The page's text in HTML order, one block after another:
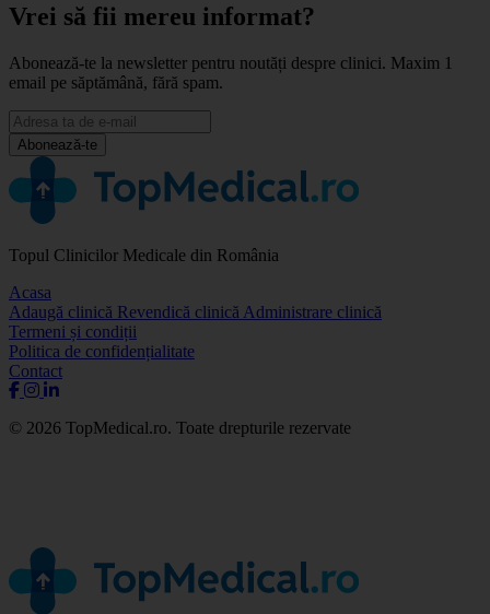
Vrei să fii mereu informat?
Abonează-te la newsletter pentru noutăți despre clinici. Maxim 1
email pe săptămână, fără spam.
Abonează-te
Topul Clinicilor Medicale din România
Acasa
Adaugă clinică Revendică clinică Administrare clinică
Termeni și condiții
Politica de confidențialitate
Contact
© 2026 TopMedical.ro. Toate drepturile rezervate